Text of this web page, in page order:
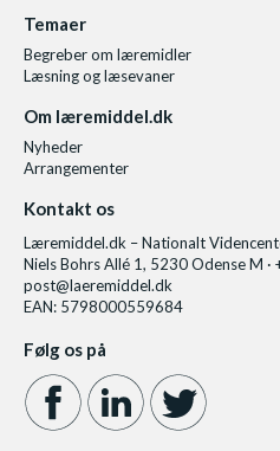
Temaer
Begreber om læremidler
Læsning og læsevaner
Om læremiddel.dk
Nyheder
Arrangementer
Kontakt os
Læremiddel.dk – Nationalt
Niels Bohrs Allé 1, 5230 Odense M ·
post@laeremiddel.dk
EAN: 5798000559684
Følg os på